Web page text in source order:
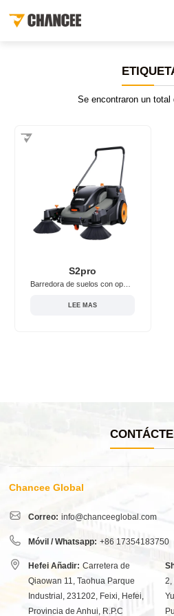
Se encontraron un
S2pro
LEE MAS
Chancee Global
Correo: info@chanceeglobal.com
Móvil / Whatsapp: +86 17354183750
Hefei Añadir: Carretera de
Qiaowan 11, Taohua Parque
Industrial, 231202, Feixi, Hefei,
Provincia de Anhui, R.P.C
2,